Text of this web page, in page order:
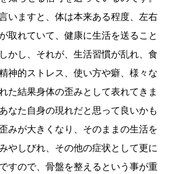
いますと、体は本来ある程度、左右
取れていて、健康に生活を送ること
かし、それが、生活習慣が乱れ、食
神的ストレス、使い方や癖、様々な
た結果身体の歪みとして表れてきま
なた自身の現れだと思って良いかも
みが大きくなり、そのままの生活を
やしびれ、その他の症状として更に
すので、骨盤を整えるという事が重